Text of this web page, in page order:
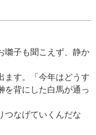
囃子も聞こえず、静か
ます。「今年はどうす
背にした白馬が通っ
つなげていくんだな